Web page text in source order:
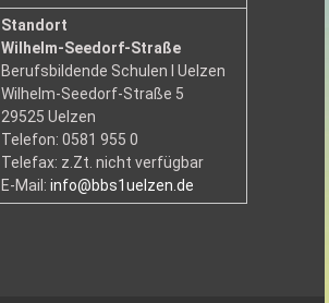
Standort
Wilhelm-Seedorf-Straße
Berufsbildende Schulen I Uelzen
Wilhelm-Seedorf-Straße 5
29525 Uelzen
Telefon: 0581 955 0
Telefax: z.Zt. nicht verfügbar
E-Mail:info@bbs1uelzen.de